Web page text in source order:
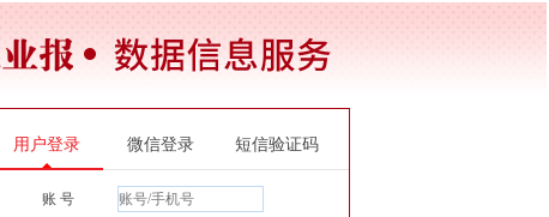
用户登录 微信登录 短信验证码
账 号